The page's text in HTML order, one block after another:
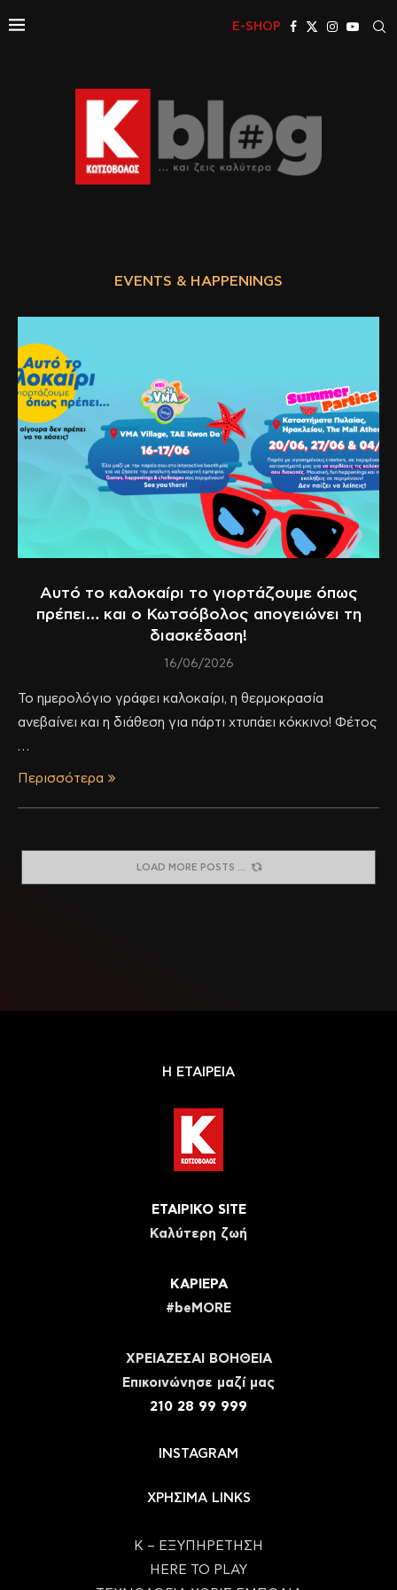
E-SHOP
EVENTS & HAPPENINGS
Αυτό το καλοκαίρι το γιορτάζουμε όπως
πρέπει… και ο Κωτσόβολος απογειώνει τη
διασκέδαση!
16/06/2026
Το ημερολόγιο γράφει καλοκαίρι, η θερμοκρασία
ανεβαίνει και η διάθεση για πάρτι χτυπάει κόκκινο! Φέτος
…
Περισσότερα
LOAD MORE POSTS
Η ΕΤΑΙΡΕΙΑ
ΕΤΑΙΡΙΚΟ SITE
Καλύτερη ζωή
ΚΑΡΙΕΡΑ
#beMORE
ΧΡΕΙΑΖΕΣΑΙ ΒΟΗΘΕΙΑ
Eπικοινώνησε μαζί μας
210 28 99 999
INSTAGRAM
ΧΡΗΣΙΜΑ LINKS
Κ – ΕΞΥΠΗΡΕΤΗΣΗ
HERE TO PLAY